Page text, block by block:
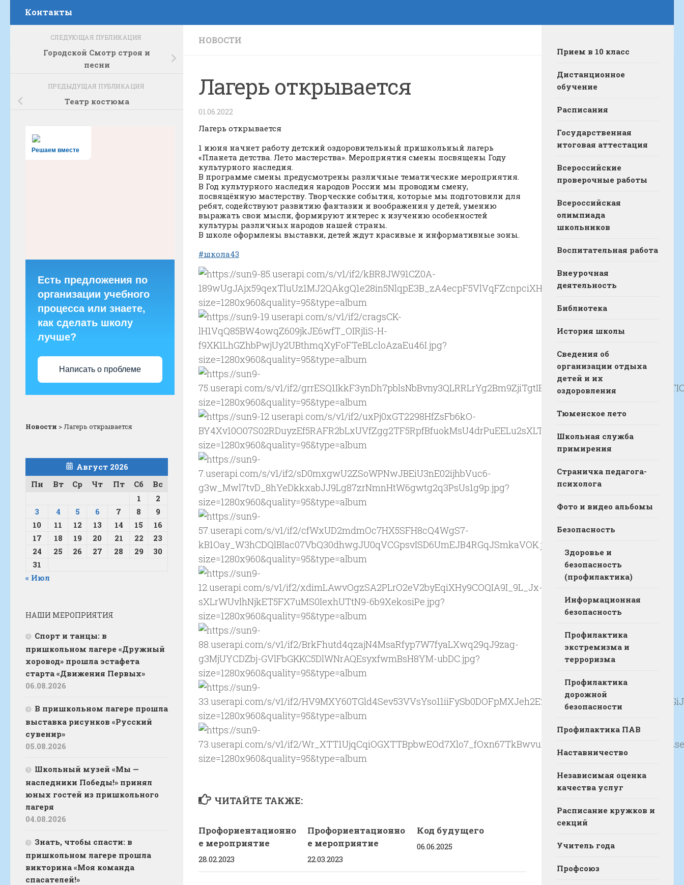
Контакты
НОВОСТИ
Лагерь открывается
01.06.2022
Лагерь открывается
1 июня начнет работу детский оздоровительный пришкольный лагерь
«Планета детства. Лето мастерства». Мероприятия смены посвящены Году
культурного наследия.
В программе смены предусмотрены различные тематические мероприятия.
В Год культурного наследия народов России мы проводим смену,
посвящённую мастерству. Творческие события, которые мы подготовили для
ребят, содействуют развитию фантазии и воображения у детей, умению
выражать свои мысли, формируют интерес к изучению особенностей
культуры различных народов нашей страны.
В школе оформлены выставки, детей ждут красивые и информативные зоны.
#школа43
ЧИТАЙТЕ ТАКЖЕ:
Профориентационно
е мероприятие​
28.02.2023
Профориентационно
е мероприятие
22.03.2023
Код будущего
06.06.2025
СЛЕДУЮЩАЯ ПУБЛИКАЦИЯ
Городской Смотр строя и
песни
ПРЕДЫДУЩАЯ ПУБЛИКАЦИЯ
Театр костюма
Решаем вместе
Есть предложения по
организации учебного
процесса или знаете,
как сделать школу
лучше?
Написать о проблеме
Новости >Лагерь открывается
Август 2026
Пн
Вт Ср Чт Пт Сб
Вс
1
2
3
4 5 6 7 8
9
10
11 12 13 14 15
16
17
18 19 20 21 22
23
24
25 26 27 28 29
30
31
« Июл
НАШИ МЕРОПРИЯТИЯ
Спорт и танцы: в
пришкольном лагере «Дружный
хоровод» прошла эстафета
старта «Движения Первых»
06.08.2026
В пришкольном лагере прошла
выставка рисунков «Русский
сувенир»
05.08.2026
Школьный музей «Мы —
наследники Победы!» принял
юных гостей из пришкольного
лагеря
04.08.2026
Знать, чтобы спасти: в
пришкольном лагере прошла
викторина «Моя команда
спасателей!»
Прием в 10 класс
Дистанционное
обучение
Расписания
Государственная
итоговая аттестация
Всероссийские
проверочные работы
Всероссийская
олимпиада
школьников
Воспитательная работа
Внеурочная
деятельность
Библиотека
История школы
Сведения об
организации отдыха
детей и их
оздоровления
Тюменское лето
Школьная служба
примирения
Страничка педагога-
психолога
Фото и видео альбомы
Безопасность
Здоровье и
безопасность
(профилактика)
Информационная
безопасность
Профилактика
экстремизма и
терроризма
Профилактика
дорожной
безопасности
Профилактика ПАВ
Наставничество
Независимая оценка
качества услуг
Расписание кружков и
секций
Учитель года
Профсоюз